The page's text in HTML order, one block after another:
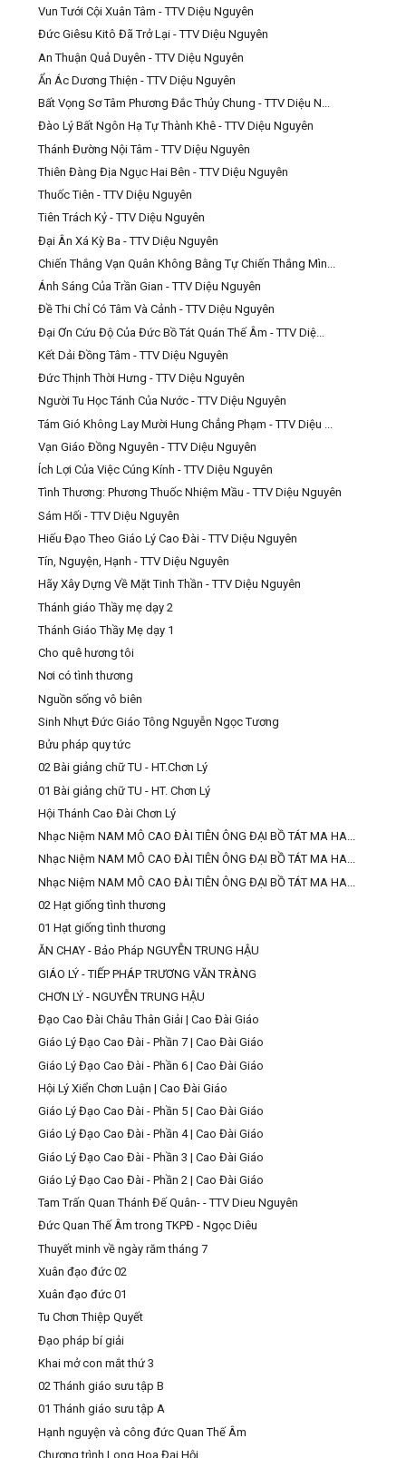
Vun Tưới Cội Xuân Tâm - TTV Diệu Nguyên
Đức Giêsu Kitô Đã Trở Lại - TTV Diệu Nguyên
An Thuận Quả Duyên - TTV Diệu Nguyên
Ẩn Ác Dương Thiện - TTV Diệu Nguyên
Bất Vọng Sơ Tâm Phương Đắc Thủy Chung - TTV Diệu N...
Đào Lý Bất Ngôn Hạ Tự Thành Khê - TTV Diệu Nguyên
Thánh Đường Nội Tâm - TTV Diệu Nguyên
Thiên Đàng Địa Ngục Hai Bên - TTV Diệu Nguyên
Thuốc Tiên - TTV Diệu Nguyên
Tiên Trách Kỷ - TTV Diệu Nguyên
Đại Ân Xá Kỳ Ba - TTV Diệu Nguyên
Chiến Thắng Vạn Quân Không Bằng Tự Chiến Thắng Mìn...
Ánh Sáng Của Trần Gian - TTV Diệu Nguyên
Đề Thi Chỉ Có Tâm Và Cảnh - TTV Diệu Nguyên
Đại Ơn Cứu Độ Của Đức Bồ Tát Quán Thế Âm - TTV Diệ...
Kết Dải Đồng Tâm - TTV Diệu Nguyên
Đức Thịnh Thời Hưng - TTV Diệu Nguyên
Người Tu Học Tánh Của Nước - TTV Diệu Nguyên
Tám Gió Không Lay Mười Hung Chẳng Phạm - TTV Diệu ...
Vạn Giáo Đồng Nguyên - TTV Diệu Nguyên
Ích Lợi Của Việc Cúng Kính - TTV Diệu Nguyên
Tình Thương: Phương Thuốc Nhiệm Mầu - TTV Diệu Nguyên
Sám Hối - TTV Diệu Nguyên
Hiếu Đạo Theo Giáo Lý Cao Đài - TTV Diệu Nguyên
Tín, Nguyện, Hạnh - TTV Diệu Nguyên
Hãy Xây Dựng Về Mặt Tinh Thần - TTV Diệu Nguyên
Thánh giáo Thầy mẹ dạy 2
Thánh Giáo Thầy Mẹ dạy 1
Cho quê hương tôi
Nơi có tình thương
Nguồn sống vô biên
Sinh Nhựt Đức Giáo Tông Nguyễn Ngọc Tương
Bửu pháp quy tức
02 Bài giảng chữ TU - HT.Chơn Lý
01 Bài giảng chữ TU - HT. Chơn Lý
Hội Thánh Cao Đài Chơn Lý
Nhạc Niệm NAM MÔ CAO ĐÀI TIÊN ÔNG ĐẠI BỒ TÁT MA HA...
Nhạc Niệm NAM MÔ CAO ĐÀI TIÊN ÔNG ĐẠI BỒ TÁT MA HA...
Nhạc Niệm NAM MÔ CAO ĐÀI TIÊN ÔNG ĐẠI BỒ TÁT MA HA...
02 Hạt giống tình thương
01 Hạt giống tình thương
ĂN CHAY - Bảo Pháp NGUYỄN TRUNG HẬU
GIÁO LÝ - TIẾP PHÁP TRƯƠNG VĂN TRÀNG
CHƠN LÝ - NGUYỄN TRUNG HẬU
Đạo Cao Đài Châu Thân Giải | Cao Đài Giáo
Giáo Lý Đạo Cao Đài - Phần 7 | Cao Đài Giáo
Giáo Lý Đạo Cao Đài - Phần 6 | Cao Đài Giáo
Hội Lý Xiển Chơn Luận | Cao Đài Giáo
Giáo Lý Đạo Cao Đài - Phần 5 | Cao Đài Giáo
Giáo Lý Đạo Cao Đài - Phần 4 | Cao Đài Giáo
Giáo Lý Đạo Cao Đài - Phần 3 | Cao Đài Giáo
Giáo Lý Đạo Cao Đài - Phần 2 | Cao Đài Giáo
Tam Trấn Quan Thánh Đế Quân- - TTV Dieu Nguyên
Đức Quan Thế Âm trong TKPĐ - Ngọc Diêu
Thuyết minh về ngày răm tháng 7
Xuân đạo đức 02
Xuân đạo đức 01
Tu Chơn Thiệp Quyết
Đạo pháp bí giải
Khai mở con mắt thứ 3
02 Thánh giáo sưu tập B
01 Thánh giáo sưu tập A
Hạnh nguyện và công đức Quan Thế Âm
Chương trình Long Hoa Đại Hội